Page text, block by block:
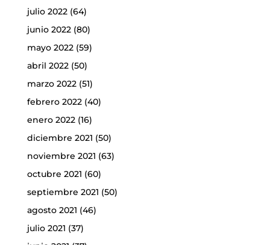
julio 2022(64)
junio 2022(80)
mayo 2022(59)
abril 2022(50)
marzo 2022(51)
febrero 2022(40)
enero 2022(16)
diciembre 2021 (50)
noviembre 2021 (63)
octubre 2021 (60)
septiembre 2021 (50)
agosto 2021 (46)
julio 2021 (37)